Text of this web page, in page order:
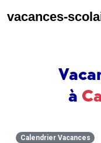
vacances-
à
Calendrier Vacances